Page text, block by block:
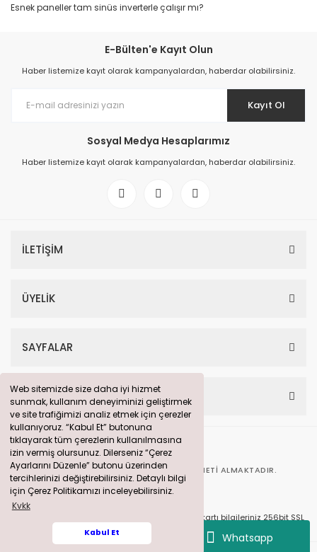
Web sitemizde size daha iyi hizmet
sunmak, kullanım deneyiminizi geliştirmek
ve site trafiğimizi analiz etmek için çerezler
kullanıyoruz. “Kabul Et” butonuna
tıklayarak tüm çerezlerin kullanılmasına
izin vermiş olursunuz. Dilerseniz “Çerez
Ayarlarını Düzenle” butonu üzerinden
tercihlerinizi değiştirebilirsiniz. Detaylı bilgi
için Çerez Politikamızı inceleyebilirsiniz.
Kvkk
Kabul Et
Web sitemizde size daha iyi hizmet
sunmak, kullanım deneyiminizi geliştirmek
ve site trafiğimizi analiz etmek için çerezler
kullanıyoruz. “Kabul Et” butonuna
tıklayarak tüm çerezlerin kullanılmasına
izin vermiş olursunuz. Dilerseniz “Çerez
Ayarlarını Düzenle” butonu üzerinden
tercihlerinizi değiştirebilirsiniz. Detaylı bilgi
için Çerez Politikamızı inceleyebilirsiniz.
Kvkk
Kabul Et Whatsapp
Esnek paneller tam sinüs inverterle çalışır mı?
E-Bülten'e Kayıt Olun
Haber listemize kayıt olarak kampanyalardan, haberdar olabilirsiniz.
Kayıt Ol
Sosyal Medya Hesaplarımız
Haber listemize kayıt olarak kampanyalardan, haberdar olabilirsiniz.
İLETİŞİM
ÜYELİK
SAYFALAR
HESABIM
BU SITE360° DIJITAL PAZARLAMA HIZMETI ALMAKTADIR.
© solarpanelim.com Tüm Hakları Saklıdır. Kredi kartı bilgileriniz 256bit SSL
sertifikası ile korunmaktadır.